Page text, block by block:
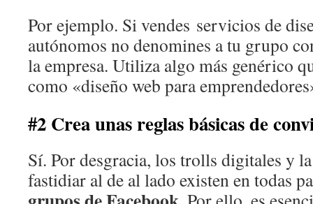
Por ejemplo. Si vendes servicios de
autónomos no denomines a tu grupo
la empresa. Utiliza algo más genérico
como «diseño web para
#2 Crea unas reglas básicas de
Sí. Por desgracia, los trolls digitales y
fastidiar al de al lado existen en todas